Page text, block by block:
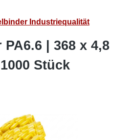
Industriequalität
| 368 x 4,8
Stück